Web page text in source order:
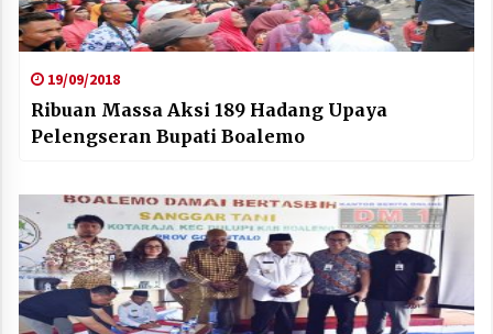
19/09/2018
Ribuan Massa Aksi 189 Hadang Upaya
Pelengseran Bupati Boalemo